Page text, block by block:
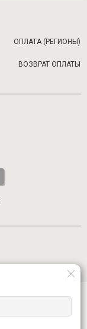
ОПЛАТА (РЕГИОНЫ)
ВОЗВРАТ ОПЛАТЫ